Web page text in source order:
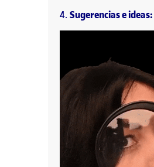
Sugerencias e ideas: